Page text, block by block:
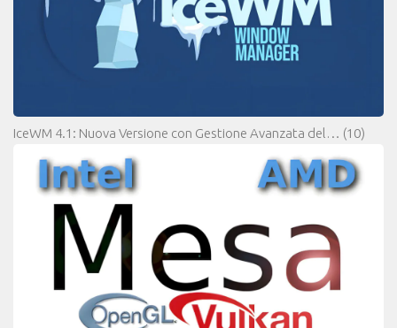
IceWM 4.1: Nuova Versione con Gestione Avanzata del… (10)